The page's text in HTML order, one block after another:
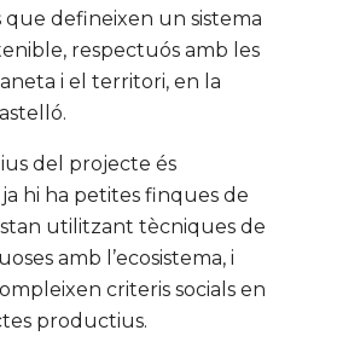
defineixen un sistema
respectuós amb les
i el territori, en la
del projecte és
hi ha petites finques de
utilitzant tècniques de
amb l’ecosistema, i
criteris socials en
productius.